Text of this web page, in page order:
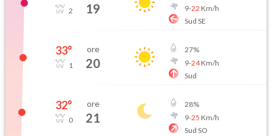
2 19
9-22 Km/h
Sud SE
33°
1
ore
20
27%
9-24Km/h
Sud
32°
0
ore
21
28%
9-25 Km/h
Sud SO